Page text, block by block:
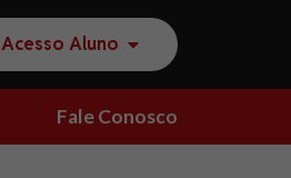
Acesso Aluno
Fale Conosco